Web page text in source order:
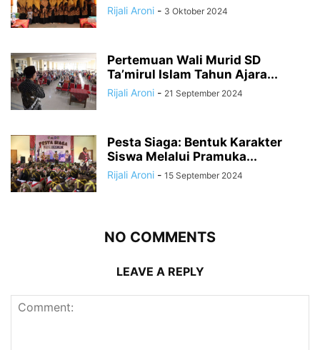
Rijali Aroni - 3 Oktober 2024
Pertemuan Wali Murid SD
Ta’mirul Islam Tahun Ajara...
Rijali Aroni - 21 September 2024
Pesta Siaga: Bentuk Karakter
Siswa Melalui Pramuka...
Rijali Aroni - 15 September 2024
NO COMMENTS
LEAVE A REPLY